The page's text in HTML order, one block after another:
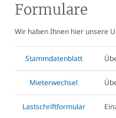
Formulare
Wir haben Ihnen hier unsere
Stammdatenblatt
Mieterwechsel
Lastschriftformular